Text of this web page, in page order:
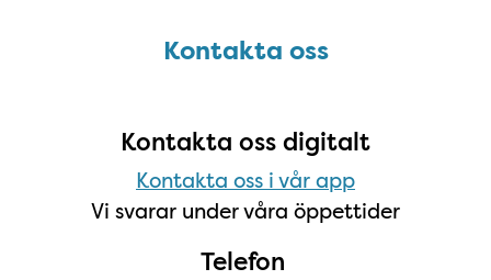
Kontakta ossKontakta oss
Kontakta oss digitalt
Kontakta oss i vår app
Vi svarar under våra öppettider
Telefon